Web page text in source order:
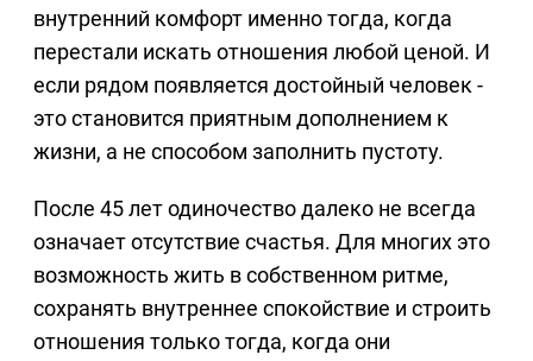
внутренний комфорт именно тогда, когда
перестали искать отношения любой ценой. И
если рядом появляется достойный человек -
это становится приятным дополнением к
жизни, а не способом заполнить пустоту.
После 45 лет одиночество далеко не всегда
означает отсутствие счастья. Для многих это
возможность жить в собственном ритме,
сохранять внутреннее спокойствие и строить
отношения только тогда, когда они